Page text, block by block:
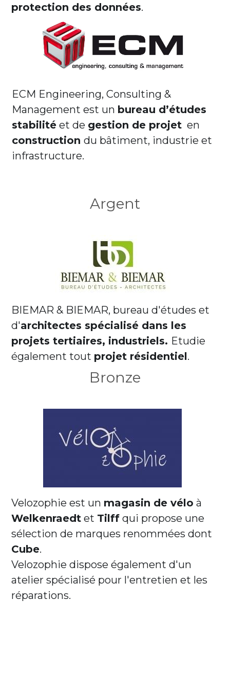
Samuel - 2024
William - 2025
William - 2024
William
Samuel
News & Contact
graff.team asbl
A propos
L'écurie
Nos partnaires
protection des données.
ECM Engineering, Consulting &
Management est un bureau d’études
stabilité et de gestion de projet
construction du bâtiment, industrie et
infrastructure.
Argent
BIEMAR & BIEMAR, bureau d'études et
d'architectes spécialisé dans les
projets tertiaires, industriels. Etudie
également tout projet résidentiel.
Bronze
Velozophie est un magasin de vélo
Welkenraedt et Tilff qui propose une
Cube.
Velozophie dispose également d'un
atelier spécialisé pour l'entretien et les
réparations.